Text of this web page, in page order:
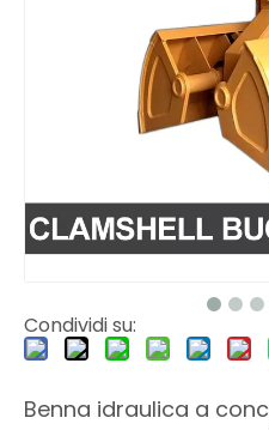
Condividi su:
Benna idraulica a